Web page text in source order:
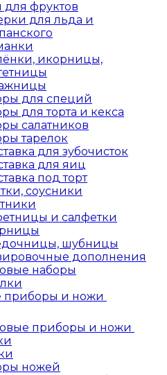
для фруктов
для льда и
икорницы,
для специй
для торта и кекса
салатников
тарелок
для зубочисток
для яиц
под торт
соусники
и салфетки
шубницы
дополнения
наборы
приборы и ножи
приборы и ножи
ножей